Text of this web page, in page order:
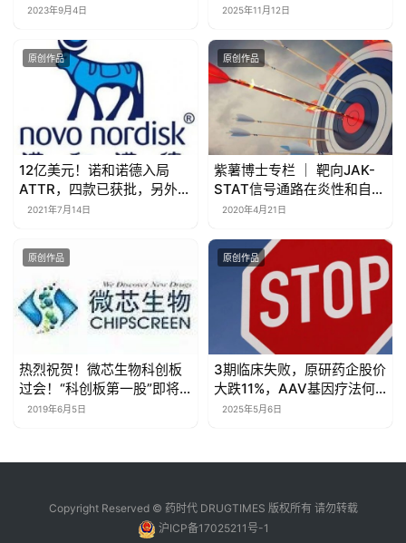
2023年9月4日 2025年11月12日
原创作品
12亿美元！诺和诺德入局
ATTR，四款已获批，另外至
少四款在研
2021年7月14日
原创作品
紫薯博士专栏 ｜ 靶向JAK-
STAT信号通路在炎性和自身
免疫及新冠肺炎治疗中的开
2020年4月21日
原创作品
热烈祝贺！微芯生物科创板
过会！“科创板第一股”即将
诞生！
2019年6月5日
原创作品
3期临床失败，原研药企股价
大跌11%，AAV基因疗法何
去何从？
2025年5月6日
Copyright Reserved © 药时代 DRUGTIMES 版权所有 请勿转载
沪ICP备17025211号-1